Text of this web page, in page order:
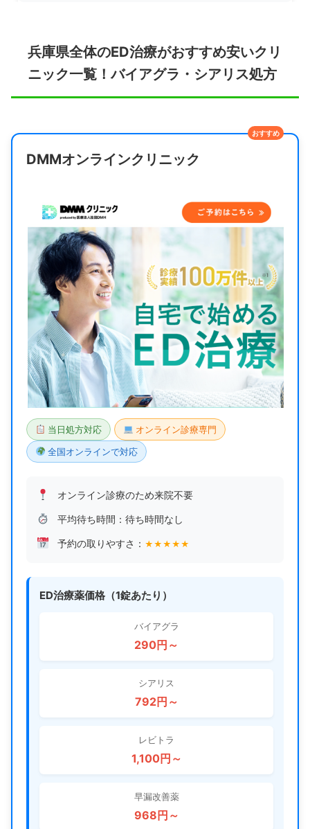
兵庫県全体のED治療がおすすめ安いクリ
ニック一覧！バイアグラ・シアリス処方
DMMオンラインクリニック
おすすめ
当日処方対応
オンライン診療専門
全国オンラインで対応
オンライン診療のため来院不要
平均待ち時間：待ち時間なし
予約の取りやすさ： ★ ★ ★ ★ ★
ED治療薬価格（1錠あたり）
バイアグラ
290円～
シアリス
792円～
レビトラ
1,100円～
早漏改善薬
968円～